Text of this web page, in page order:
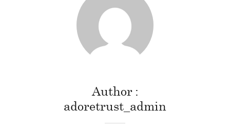
Author
adoretrust_admin